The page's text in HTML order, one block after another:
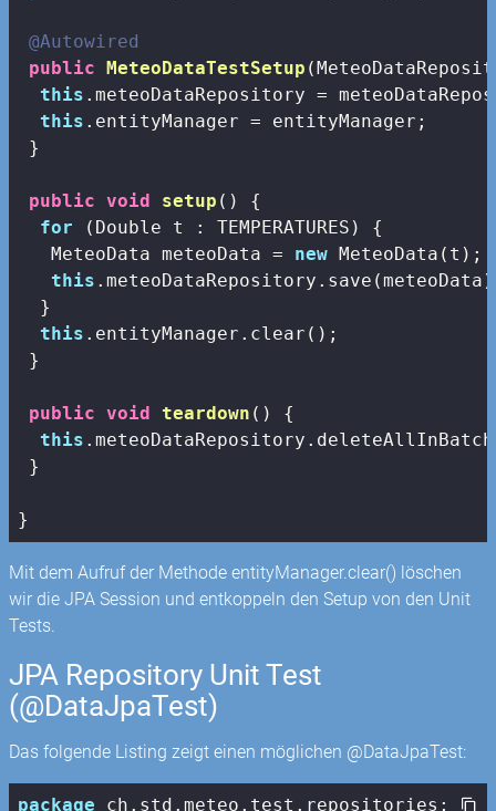
@Autowired
public MeteoDataTestSetup
this .meteoDataRepository =
this .entityManager = entityManager;
}
public void setup ()
{
for (Double t : TEMPERATURES) {
   MeteoData meteoData =
new MeteoData(t);
this
  }
this .entityManager.clear();
}
public void teardown ()
{
this
}
}
Mit dem Aufruf der Methode entityManager.clear() löschen
wir die JPA Session und entkoppeln den Setup von den Unit
Tests.
JPA Repository Unit Test
(@DataJpaTest)
Das folgende Listing zeigt einen möglichen @DataJpaTest:
package ch.std.meteo.test.repositories;